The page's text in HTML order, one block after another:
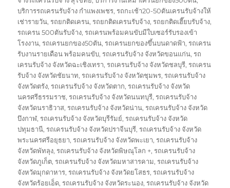
บริการรถเครนรับจ้าง กำแพงเพชร,รถกะเช้า20-50ตันเครนรับจ้างให้
เช่ารายวัน,รถยกติดเครน,รถยกติดเครนรับจ้าง,รถยกติดเฮี๊ยบรับจ้าง,
รถเครน 500ตันรับจ้าง,รถเครนพร้อมคนขับมีใบเซอร์รับรองเข้า
โรงงาน,รถเครนยกของ50ตัน,รถเครนยกของขึ้นบนดาดฟ้า,รถเครน
รับงานรายเดือน พร้อมคนขับ,รถเครนรับจ้าง จังหวัดขอนแก่น,รถ
เครนรับจ้าง จังหวัดฉะเชิงเทรา,รถเครนรับจ้าง จังหวัดชลบุรี,รถเครน
รับจ้าง จังหวัดชัยนาท,รถเครนรับจ้าง จังหวัดชุมพร,รถเครนรับจ้าง
จังหวัดตรัง,รถเครนรับจ้าง จังหวัดตาก,รถเครนรับจ้าง จังหวัด
นครศรีธรรมราช,รถเครนรับจ้าง จังหวัดนนทบุรี,รถเครนรับจ้าง
จังหวัดนราธิวาส,รถเครนรับจ้าง จังหวัดน่าน,รถเครนรับจ้าง จังหวัด
บึงกาฬ,รถเครนรับจ้าง จังหวัดบุรีรัมย์,รถเครนรับจ้าง จังหวัด
ปทุมธานี,รถเครนรับจ้าง จังหวัดปราจีนบุรี,รถเครนรับจ้าง จังหวัด
พระนครศรีอยุธยา,รถเครนรับจ้าง จังหวัดพะเยา,รถเครนรับจ้าง
จังหวัดพัทลุง,รถเครนรับจ้าง จังหวัดพิษณุโลก +,รถเครนรับจ้าง
จังหวัดภูเก็ต,รถเครนรับจ้าง จังหวัดมหาสารคาม,รถเครนรับจ้าง
จังหวัดมุกดาหาร,รถเครนรับจ้าง จังหวัดยโสธร,รถเครนรับจ้าง
จังหวัดร้อยเอ็ด,รถเครนรับจ้าง จังหวัดระนอง,รถเครนรับจ้าง จังหวัด